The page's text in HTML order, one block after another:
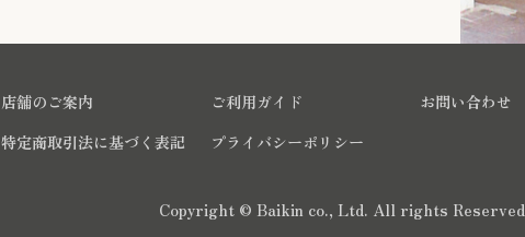
店舗のご案内 ご利用ガイド
お問い合わせ
特定商取引法に基づく表記 プライバシーポリシー
Copyright © Baikin co., Ltd. All rights Reserved